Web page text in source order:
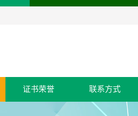
证书荣誉 联系方式